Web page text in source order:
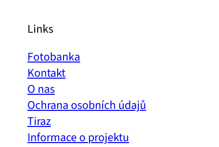
Links
Fotobanka
Kontakt
O nas
Ochrana osobních údajů
Tiraz
Informace o projektu